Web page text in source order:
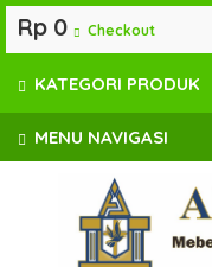
MENU NAVIGASI
Rp 0 Checkout
KATEGORI PRODUK